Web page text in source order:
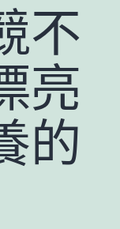
不
亮
的